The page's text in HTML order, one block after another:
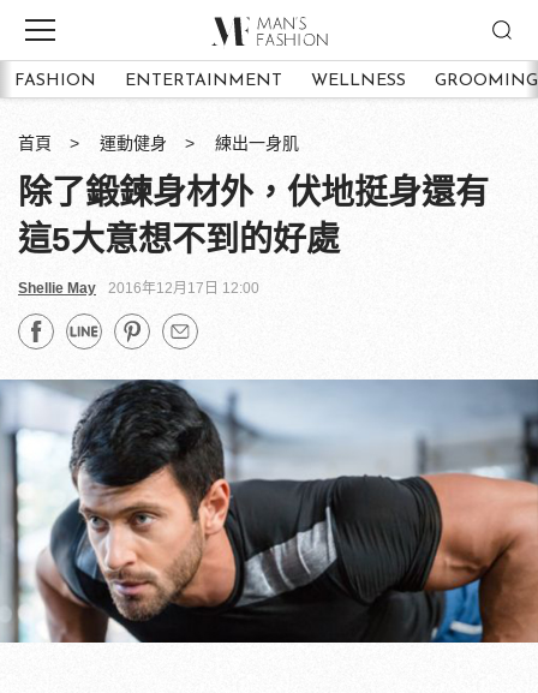
FASHION ENTERTAINMENT WELLNESS GROOMING
首頁 運動健身 練出一身肌
除了鍛鍊身材外，伏地挺身還有
這5大意想不到的好處
Shellie May 2016年12月17日 12:00